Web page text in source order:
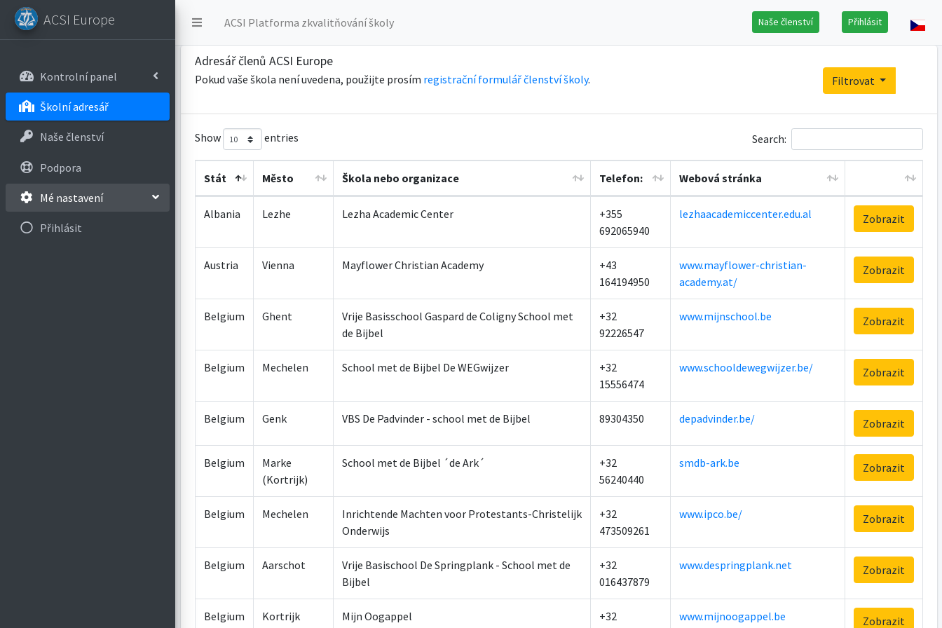
ACSI Platforma zkvalitňování školy Naše členství Přihlásit
ACSI Europe
Kontrolní panel
Školní adresář
Naše členství
Podpora
Mé nastavení
Přihlásit
Adresář členů ACSI Europe
Pokud vaše škola není uvedena, použijte prosím registrační formulář členství školy. Filtrovat
Show entries Search:
Stát Město Škola nebo organizace Telefon: Webová stránka
Albania Lezhe Lezha Academic Center
+355
692065940
lezhaacademiccenter.edu.al Zobrazit
Austria Vienna Mayflower Christian Academy
+43
164194950
www.mayflower-christian-
academy.at/
Zobrazit
Belgium Ghent
Vrije Basisschool Gaspard de Coligny School met
de Bijbel
+32
92226547
www.mijnschool.be Zobrazit
Belgium Mechelen School met de Bijbel De WEGwijzer
+32
15556474
www.schooldewegwijzer.be/ Zobrazit
Belgium Genk VBS De Padvinder - school met de Bijbel 89304350 depadvinder.be/ Zobrazit
Belgium
Marke
(Kortrijk)
School met de Bijbel ´de Ark´
+32
56240440
smdb-ark.be Zobrazit
Belgium Mechelen
Inrichtende Machten voor Protestants-Christelijk
Onderwijs
+32
473509261
www.ipco.be/ Zobrazit
Belgium Aarschot
Vrije Basischool De Springplank - School met de
Bijbel
+32
016437879
www.despringplank.net Zobrazit
Belgium Kortrijk Mijn Oogappel
+32
www.mijnoogappel.be Zobrazit